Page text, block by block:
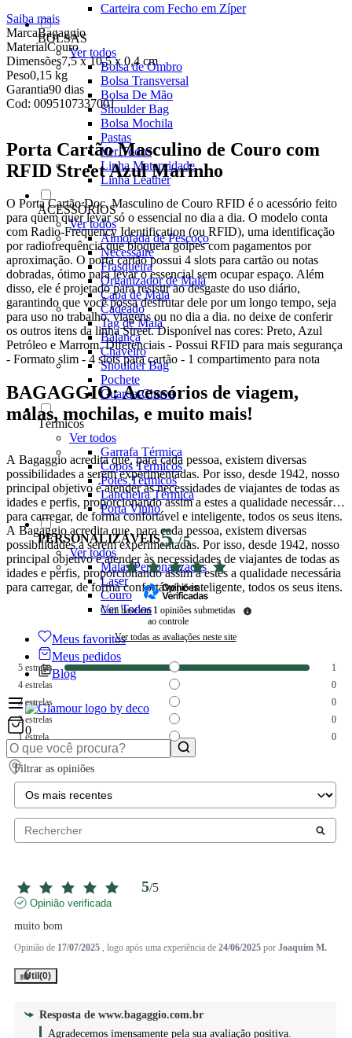
Carteira com Fecho em Zíper
BOLSAS
Ver todos
Bolsa de Ombro
Bolsa Transversal
Bolsa De Mão
Shoulder Bag
Bolsa Mochila
Pastas
Ver Todos
Linha Maternidade
Linha Leather
ACESSÓRIOS
Ver todos
Almofada de Pescoço
Necessaire
Frasqueira
Organizador de Mala
Capa de Mala
Cadeado
Tag de Mala
Balança
Chaveiro
Shoulder Bag
Pochete
Guarda-Chuva
Térmicos
Ver todos
Garrafa Térmica
Copos Térmicos
Potes Térmicos
Lancheira Térmica
Porta Vinho
PERSONALIZÁVEIS
Ver todos
Malas Personalizadas
Laser
Couro
Ver Todos
Meus favoritos
Meus pedidos
Blog
0
Saiba mais
MarcaBagaggio
MaterialCouro
Dimensões7,5 x 10,5 x 0,4 cm
Peso0,15 kg
Garantia90 dias
Cod: 0095107337001
Porta Cartão Masculino de Couro com
RFID Street Azul Marinho
O Porta Cartão Doc. Masculino de Couro RFID é o acessório feito
para quem quer levar só o essencial no dia a dia. O modelo conta
com Radio-Frequency Identification (ou RFID), uma identificação
por radiofrequência que bloqueia golpes com pagamentos por
aproximação. O porta cartão possui 4 slots para cartão ou notas
dobradas, ótimo para levar o essencial sem ocupar espaço. Além
disso, ele é projetado para resistir ao desgaste do uso diário,
garantindo que você possa desfrutar dele por um longo tempo, seja
para uso no trabalho, viagens ou no dia a dia. no deixe de conferir
os outros itens da linha Street. Disponível nas cores: Preto, Azul
Petróleo e Marrom. Diferenciais - Possui RFID para mais segurança
- Formato slim - 4 slots para cartão - 1 compartimento para nota
BAGAGGIO: Acessórios de viagem,
malas, mochilas, e muito mais!
A Bagaggio acredita que, para cada pessoa, existem diversas
possibilidades a serem experimentadas. Por isso, desde 1942, nosso
principal objetivo é atender às necessidades de viajantes de todas as
idades e perfis, proporcionando assim a estes a qualidade necessária
para carregar, de forma confortável e inteligente, todos os seus itens.
A Bagaggio acredita que, para cada pessoa, existem diversas
possibilidades a serem experimentadas. Por isso, desde 1942, nosso
principal objetivo é atender às necessidades de viajantes de todas as
idades e perfis, proporcionando assim a estes a qualidade necessária
para carregar, de forma confortável e inteligente, todos os seus itens.
5/5
Com base em 1 opiniões submetidas
ao controle
Ver todas as avaliações neste site
5 estrelas
1
4 estrelas
0
3 estrelas
0
2estrelas
0
1estrela 0
Filtrar as opiniões
5/5
Opinião verificada
muito bom
Opinião de 17/07/2025 , logo após uma experiência de 24/06/2025 por Joaquim M.
Útil (0)
Resposta de www.bagaggio.com.br
Agradecemos imensamente pela sua avaliação positiva.